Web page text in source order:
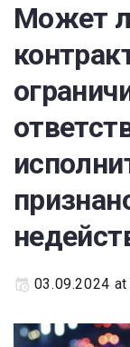
Может
03.09.2024